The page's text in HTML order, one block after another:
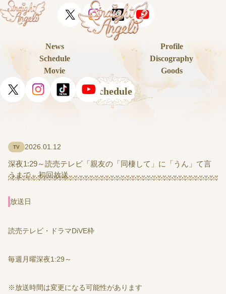
News
Profile
Schedule
Discography
Movie
Goods
Schedule
2026.01.12
TV
深夜1:29～読売テレビ「親友の「同棲して」に「うん」て言
うまで」初回放送
放送日
読売テレビ・ドラマDiVE枠
毎週月曜深夜1:29～
※放送時間は変更になる可能性があります